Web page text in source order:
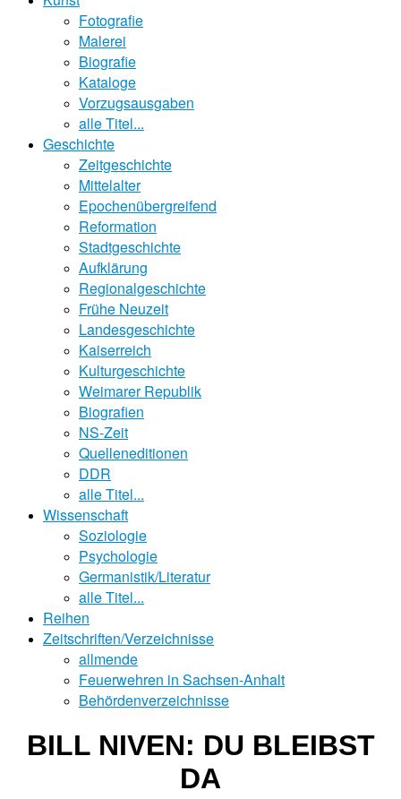
Fotografie
Malerei
Biografie
Kataloge
Vorzugsausgaben
alle Titel...
Geschichte
Zeitgeschichte
Mittelalter
Epochenübergreifend
Reformation
Stadtgeschichte
Aufklärung
Regionalgeschichte
Frühe Neuzeit
Landesgeschichte
Kaiserreich
Kulturgeschichte
Weimarer Republik
Biografien
NS-Zeit
Quelleneditionen
DDR
alle Titel...
Wissenschaft
Soziologie
Psychologie
Germanistik/Literatur
alle Titel...
Reihen
Zeitschriften/Verzeichnisse
allmende
Feuerwehren in Sachsen-Anhalt
Behördenverzeichnisse
BILL NIVEN: DU BLEIBST
DA